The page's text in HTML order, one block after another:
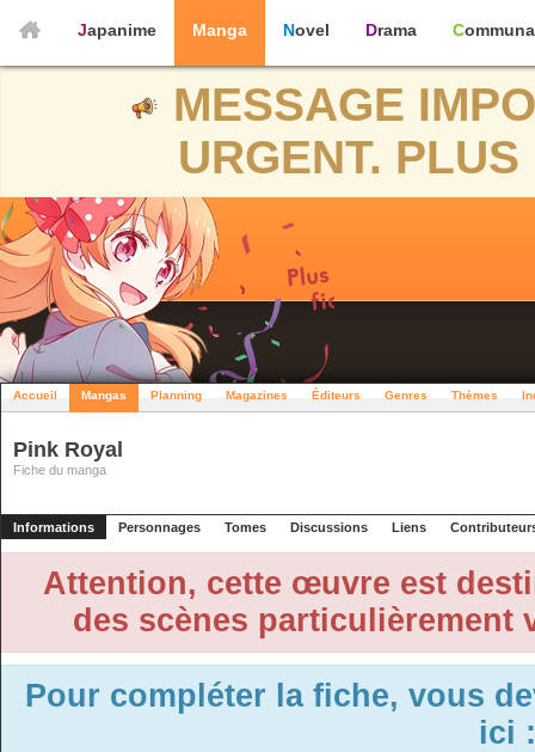
Japanime Manga Novel Drama
MESSAGE
URGENT.
Accueil Mangas Planning Magazines Éditeurs Genres Thèmes
Pink Royal
Fiche du manga
Informations Personnages Tomes Discussions Liens
Attention, cette œuvre est
des scènes particulièrement
Pour compléter la fiche, vous
ici